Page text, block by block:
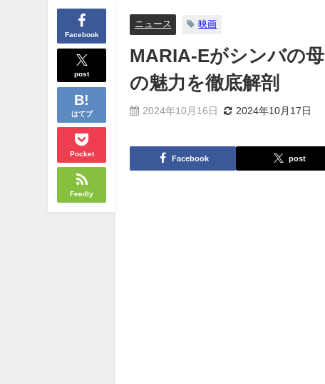
Facebook
post
はてブ
Pocket
Feedly
ニュース 映画
MARIA-Eがシンバの
の魅力を徹底解剖
2024年10月16日 2024年10月17日
Facebook post